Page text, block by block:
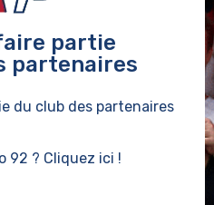
partie
partenaires
du club des partenaires
92 ? Cliquez ici !